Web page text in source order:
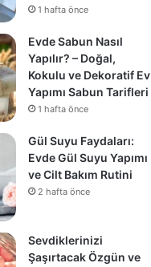
1 hafta önce
Evde Sabun Nasıl
Yapılır? – Doğal,
Kokulu ve Dekoratif Ev
Yapımı Sabun Tarifleri
1 hafta önce
Gül Suyu Faydaları:
Evde Gül Suyu Yapımı
ve Cilt Bakım Rutini
2 hafta önce
Sevdiklerinizi
Şaşırtacak Özgün ve